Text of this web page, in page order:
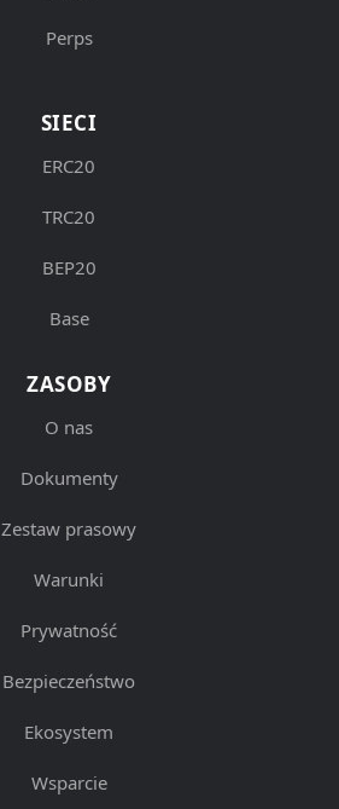
Perps
SIECI
ERC20
TRC20
BEP20
Base
ZASOBY
O nas
Dokumenty
Zestaw prasowy
Warunki
Prywatność
Bezpieczeństwo
Ekosystem
Wsparcie